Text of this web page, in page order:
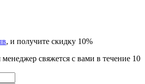
, и получите скидку 10%
менеджер свяжется с вами в течение 10